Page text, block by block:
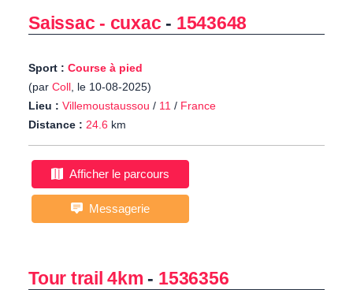
Saissac - cuxac - 1543648
Sport : Course à pied
(par Coll, le 10-08-2025)
Lieu : Villemoustaussou / 11 / France
Distance : 24.6 km
Afficher le parcours
Messagerie
Tour trail 4km - 1536356